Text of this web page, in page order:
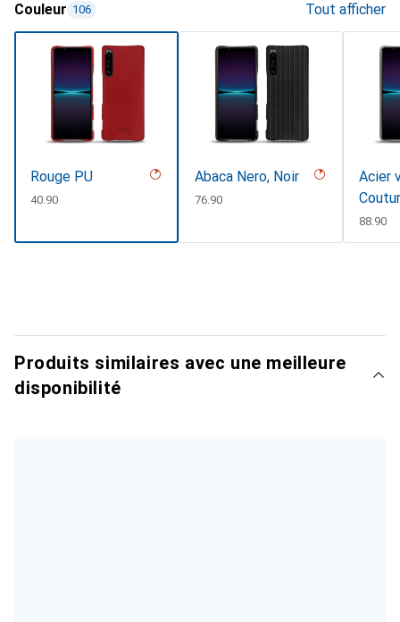
Couleur 106 Tout afficher
Rouge PU
CHF
40.90
Abaca Nero, Noir
CHF
76.90
Acier
CHF
88.90
Produits similaires avec une meilleure
disponibilité